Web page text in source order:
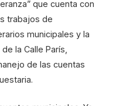
que cuenta con
trabajos de
municipales y la
la Calle París,
de las cuentas